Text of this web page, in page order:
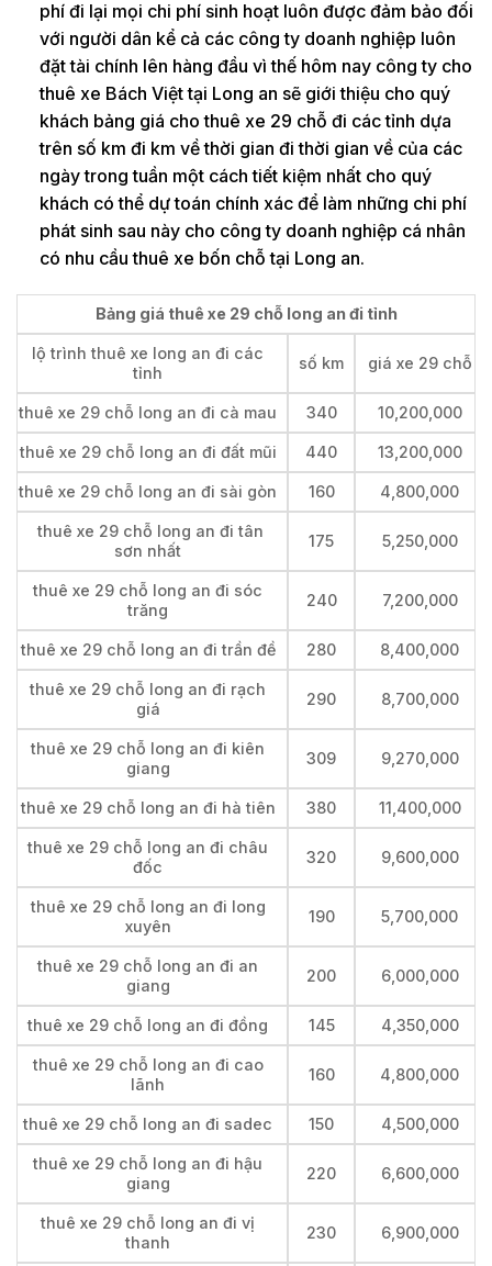
phí đi lại mọi chi phí sinh hoạt luôn được đảm bảo đối
với người dân kể cả các công ty doanh nghiệp luôn
đặt tài chính lên hàng đầu vì thế hôm nay công ty cho
thuê xe Bách Việt tại Long an sẽ giới thiệu cho quý
khách bảng giá cho thuê xe 29 chỗ đi các tỉnh dựa
trên số km đi km về thời gian đi thời gian về của các
ngày trong tuần một cách tiết kiệm nhất cho quý
khách có thể dự toán chính xác để làm những chi phí
phát sinh sau này cho công ty doanh nghiệp cá nhân
có nhu cầu thuê xe bốn chỗ tại Long an.
Bảng giá thuê xe 29 chỗ long an đi tỉnh
lộ trình thuê xe long an đi các
tỉnh
số km giá xe 29 chỗ
thuê xe 29 chỗ long an đi cà mau 340 10,200,000
thuê xe 29 chỗ long an đi đất mũi 440 13,200,000
thuê xe 29 chỗ long an đi sài gòn 160 4,800,000
thuê xe 29 chỗ long an đi tân
sơn nhất
175 5,250,000
thuê xe 29 chỗ long an đi sóc
trăng
240 7,200,000
thuê xe 29 chỗ long an đi trần đề 280 8,400,000
thuê xe 29 chỗ long an đi rạch
giá
290 8,700,000
thuê xe 29 chỗ long an đi kiên
giang
309 9,270,000
thuê xe 29 chỗ long an đi hà tiên 380 11,400,000
thuê xe 29 chỗ long an đi châu
đốc
320 9,600,000
thuê xe 29 chỗ long an đi long
xuyên
190 5,700,000
thuê xe 29 chỗ long an đi an
giang
200 6,000,000
thuê xe 29 chỗ long an đi đồng 145 4,350,000
thuê xe 29 chỗ long an đi cao
lãnh
160 4,800,000
thuê xe 29 chỗ long an đi sadec 150 4,500,000
thuê xe 29 chỗ long an đi hậu
giang
220 6,600,000
thuê xe 29 chỗ long an đi vị
thanh
230 6,900,000